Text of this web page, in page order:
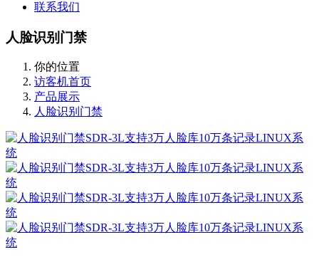
联系我们
人脸识别门禁
你的位置
访客机首页
产品展示
人脸识别门禁